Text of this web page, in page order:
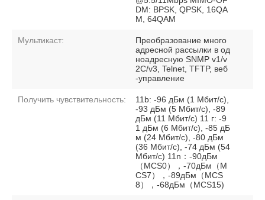
DM: BPSK, QPSK, 16QA
M, 64QAM
Мультикаст:
Преобразование много
адресной рассылки в од
ноадресную SNMP v1/v
2C/v3, Telnet, TFTP, веб
-управление
Получить чувствительность:
11b: -96 дБм (1 Мбит/с),
-93 дБм (5 Мбит/с), -89
дБм (11 Мбит/с) 11 г: -9
1 дБм (6 Мбит/с), -85 дБ
м (24 Мбит/с), -80 дБм
(36 Мбит/с), -74 дБм (54
Мбит/с) 11n：-90дБм
（MCS0），-70дБм（M
CS7），-89дБм（MCS
8），-68дБм（MCS15)